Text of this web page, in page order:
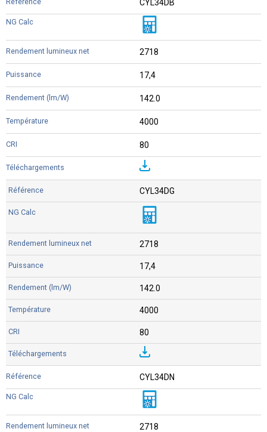
CYL34DB
2718
17,4
142.0
4000
80
CYL34DG
2718
17,4
142.0
4000
80
CYL34DN
2718